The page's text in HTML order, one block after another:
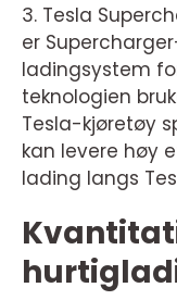
3. Tesla
er
ladingsystem
teknologien
Tesla-kjøretøy
kan levere høy
lading langs